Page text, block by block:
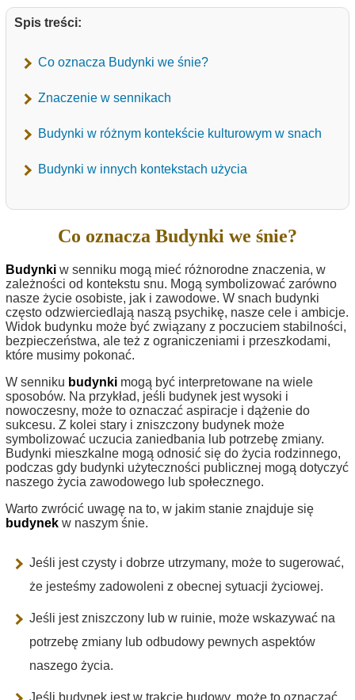
Spis treści:
Co oznacza Budynki we śnie?
Znaczenie w sennikach
Budynki w różnym kontekście kulturowym w snach
Budynki w innych kontekstach użycia
Co oznacza Budynki we śnie?
Budynki w senniku mogą mieć różnorodne znaczenia, w
zależności od kontekstu snu. Mogą symbolizować zarówno
nasze życie osobiste, jak i zawodowe. W snach budynki
często odzwierciedlają naszą psychikę, nasze cele i ambicje.
Widok budynku może być związany z poczuciem stabilności,
bezpieczeństwa, ale też z ograniczeniami i przeszkodami,
które musimy pokonać.
W senniku budynki mogą być interpretowane na wiele
sposobów. Na przykład, jeśli budynek jest wysoki i
nowoczesny, może to oznaczać aspiracje i dążenie do
sukcesu. Z kolei stary i zniszczony budynek może
symbolizować uczucia zaniedbania lub potrzebę zmiany.
Budynki mieszkalne mogą odnosić się do życia rodzinnego,
podczas gdy budynki użyteczności publicznej mogą dotyczyć
naszego życia zawodowego lub społecznego.
Warto zwrócić uwagę na to, w jakim stanie znajduje się
budynek w naszym śnie.
Jeśli jest czysty i dobrze utrzymany, może to sugerować,
że jesteśmy zadowoleni z obecnej sytuacji życiowej.
Jeśli jest zniszczony lub w ruinie, może wskazywać na
potrzebę zmiany lub odbudowy pewnych aspektów
naszego życia.